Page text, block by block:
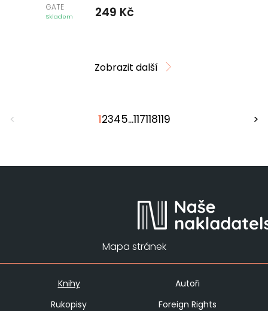
GATE
Skladem 249 Kč
Zobrazit další
< 12345...117118119 >
Mapa stránek
Knihy
Autoři
Rukopisy
Foreign Rights